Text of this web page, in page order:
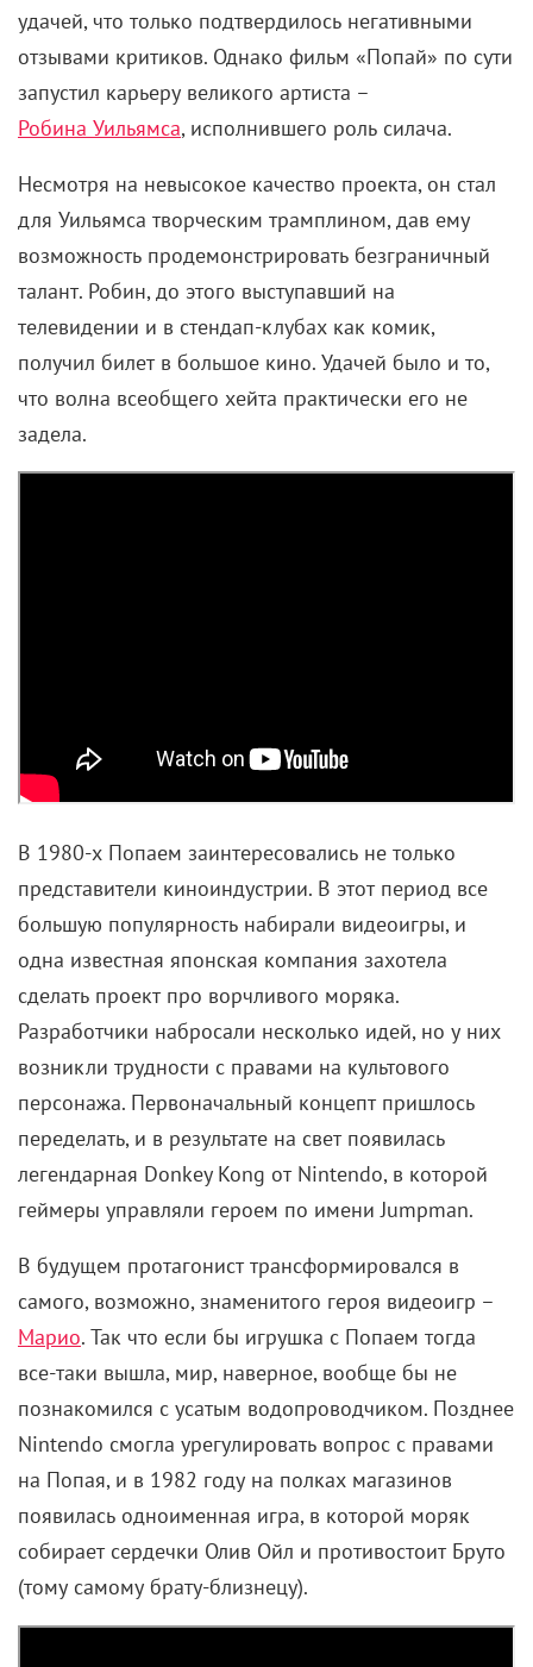
удачей, что только подтвердилось негативными
отзывами критиков. Однако фильм «Попай» по сути
запустил карьеру великого артиста –
Робина Уильямса, исполнившего роль силача.
Несмотря на невысокое качество проекта, он стал
для Уильямса творческим трамплином, дав ему
возможность продемонстрировать безграничный
талант. Робин, до этого выступавший на
телевидении и в стендап-клубах как комик,
получил билет в большое кино. Удачей было и то,
что волна всеобщего хейта практически его не
задела.
В 1980-х Попаем заинтересовались не только
представители киноиндустрии. В этот период все
большую популярность набирали видеоигры, и
одна известная японская компания захотела
сделать проект про ворчливого моряка.
Разработчики набросали несколько идей, но у них
возникли трудности с правами на культового
персонажа. Первоначальный концепт пришлось
переделать, и в результате на свет появилась
легендарная Donkey Kong от Nintendo, в которой
геймеры управляли героем по имени Jumpman.
В будущем протагонист трансформировался в
самого, возможно, знаменитого героя видеоигр –
Марио. Так что если бы игрушка с Попаем тогда
все-таки вышла, мир, наверное, вообще бы не
познакомился с усатым водопроводчиком. Позднее
Nintendo смогла урегулировать вопрос с правами
на Попая, и в 1982 году на полках магазинов
появилась одноименная игра, в которой моряк
собирает сердечки Олив Ойл и противостоит Бруто
(тому самому брату-близнецу).